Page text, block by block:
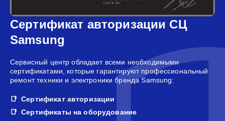
Сертификат авторизации СЦ
Samsung
Сервисный центр обладает всеми необходимыми
сертификатами, которые гарантируют профессиональный
ремонт техники и электроники бренда Samsung:
Сертификат авторизации
Сертификаты на оборудование